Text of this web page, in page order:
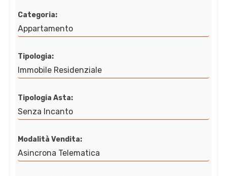
Categoria:
Appartamento
Tipologia:
Immobile Residenziale
Tipologia Asta:
Senza Incanto
Modalità Vendita:
Asincrona Telematica